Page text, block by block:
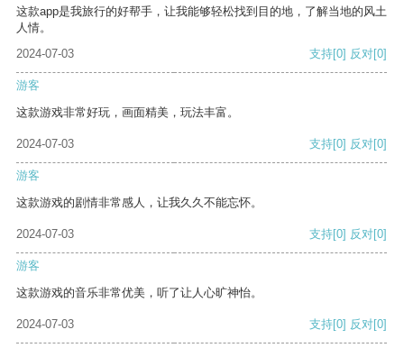
这款app是我旅行的好帮手，让我能够轻松找到目的地，了解当地的风土
人情。
2024-07-03
支持[0] 反对[0]
游客
这款游戏非常好玩，画面精美，玩法丰富。
2024-07-03 支持[0] 反对[0]
游客
这款游戏的剧情非常感人，让我久久不能忘怀。
2024-07-03 支持[0] 反对[0]
游客
这款游戏的音乐非常优美，听了让人心旷神怡。
2024-07-03 支持[0] 反对[0]